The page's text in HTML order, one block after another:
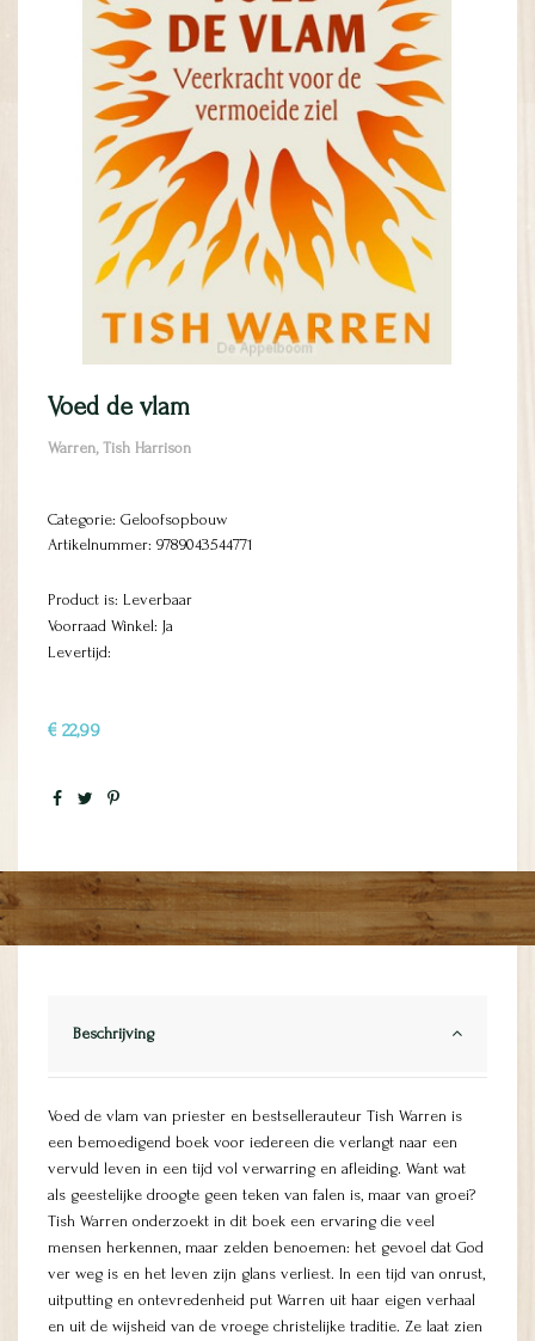
Voed de vlam
Warren, Tish Harrison
Categorie: Geloofsopbouw
Artikelnummer: 9789043544771
Product is: Leverbaar
Voorraad Winkel: Ja
Levertijd:
€ 22,99
Beschrijving
Voed de vlam van priester en bestsellerauteur Tish Warren is
een bemoedigend boek voor iedereen die verlangt naar een
vervuld leven in een tijd vol verwarring en afleiding. Want wat
als geestelijke droogte geen teken van falen is, maar van groei?
Tish Warren onderzoekt in dit boek een ervaring die veel
mensen herkennen, maar zelden benoemen: het gevoel dat God
ver weg is en het leven zijn glans verliest. In een tijd van onrust,
uitputting en ontevredenheid put Warren uit haar eigen verhaal
en uit de wijsheid van de vroege christelijke traditie. Ze laat zien